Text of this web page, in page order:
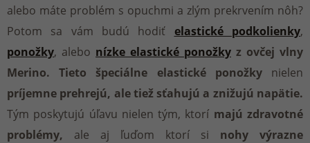
alebo máte problém s opuchmi a zlým prekrvením nôh?
Potom sa vám budú hodiť elastické podkolienky,
ponožky, alebo nízke elastické ponožky z ovčej vlny
Merino. Tieto špeciálne elastické ponožky nielen
príjemne prehrejú, ale tiež sťahujú a znižujú napätie.
Tým poskytujú úľavu nielen tým, ktorí majú zdravotné
problémy, ale aj ľuďom ktorí si nohy výrazne